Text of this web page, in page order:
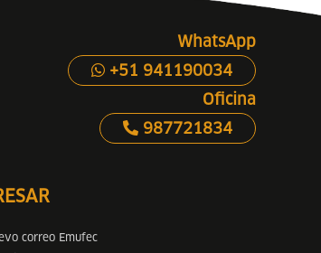
WhatsApp
+51 941190034
Oficina
987721834
correo Emufec